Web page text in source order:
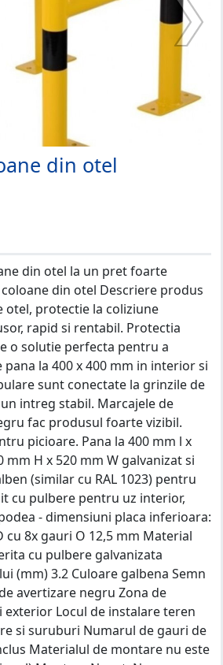
din otel
din otel la un pret foarte
din otel Descriere produs
otel, protectie la coliziune
rapid si rentabil. Protectia
o solutie perfecta pentru a
la 400 x 400 mm in interior si
sunt conectate la grinzile de
intreg stabil. Marcajele de
fac produsul foarte vizibil.
picioare. Pana la 400 mm l x
mm H x 520 mm W galvanizat si
(similar cu RAL 1023) pentru
cu pulbere pentru uz interior,
- dimensiuni placa inferioara:
cu 8x gauri O 12,5 mm Material
cu pulbere galvanizata
(mm) 3.2 Culoare galbena Semn
avertizare negru Zona de
Locul de instalare teren
si suruburi Numarul de gauri de
Materialul de montare nu este